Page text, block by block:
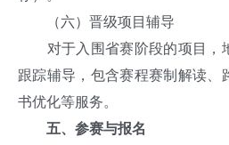
（六）晋级项目辅导
对于入围省赛阶段的项目，
跟踪辅导，包含赛程赛制解读、
书优化等服务。
五、参赛与报名